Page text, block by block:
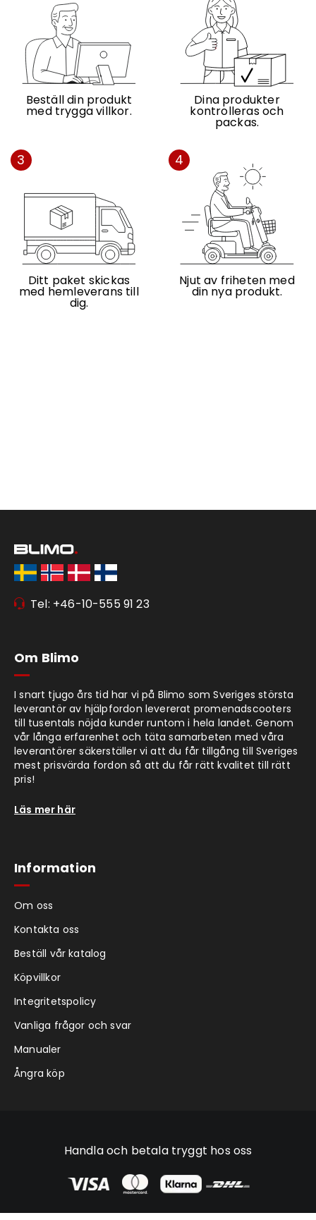
Beställ din produkt
med trygga villkor.
Dina produkter
kontrolleras och
packas.
3
Ditt paket skickas
med hemleverans till
dig.
4
Njut av friheten med
din nya produkt.
Tel: +46-10-555 91 23
Om Blimo
I snart tjugo års tid har vi på Blimo som Sveriges största
leverantör av hjälpfordon levererat promenadscooters
till tusentals nöjda kunder runtom i hela landet. Genom
vår långa erfarenhet och täta samarbeten med våra
leverantörer säkerställer vi att du får tillgång till Sveriges
mest prisvärda fordon så att du får rätt kvalitet till rätt
pris!
Läs mer här
Information
Om oss
Kontakta oss
Beställ vår katalog
Köpvillkor
Integritetspolicy
Vanliga frågor och svar
Manualer
Ångra köp
Handla och betala tryggt hos oss